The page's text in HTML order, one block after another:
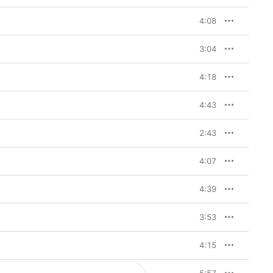
4:08
3:04
4:18
4:43
2:43
4:07
4:39
3:53
4:15